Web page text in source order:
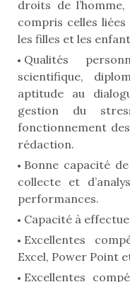
droits de
compris celles
les filles et les
Qualités
scientifique,
aptitude au
gestion du
fonctionnement
rédaction.
Bonne capacité
collecte et
performances.
Capacité à
Excellentes
Excel, Power Point
Excellentes